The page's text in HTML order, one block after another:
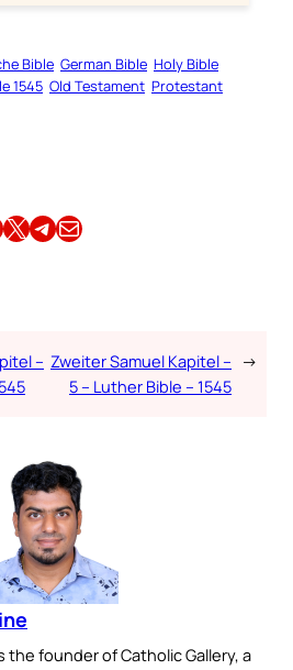
Bible German Bible Holy Bible
1545 Old Testament Protestant
Share this article on X Share this article on TelegramEmail this Article
– Zweiter Samuel Kapitel –
5 – Luther Bible – 1545
→
the founder of Catholic Gallery, a